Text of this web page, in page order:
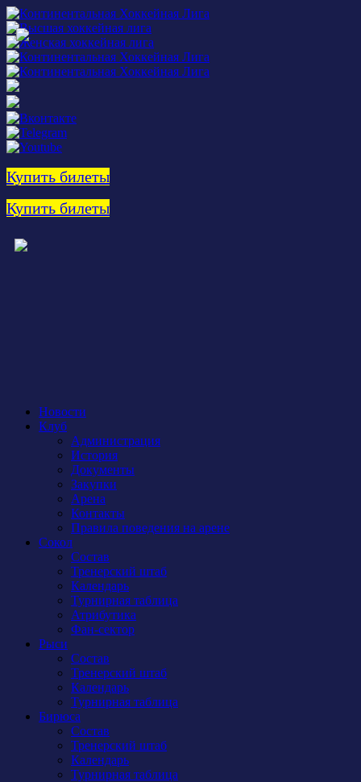
Купить билеты
Купить билеты
Новости
Клуб
Администрация
История
Документы
Закупки
Арена
Контакты
Правила поведения на арене
Сокол
Состав
Тренерский штаб
Календарь
Турнирная таблица
Атрибутика
Фан-сектор
Рыси
Состав
Тренерский штаб
Календарь
Турнирная таблица
Бирюса
Состав
Тренерский штаб
Календарь
Турнирная таблица